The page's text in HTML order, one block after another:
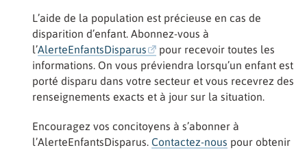
L’aide de la population est précieuse en cas de
disparition d’enfant. Abonnez-vous à
l’AlerteEnfantsDisparus
pour recevoir toutes les
informations. On vous préviendra lorsqu’un enfant est
porté disparu dans votre secteur et vous recevrez des
renseignements exacts et à jour sur la situation.
Encouragez vos concitoyens à s’abonner à
l’AlerteEnfantsDisparus. Contactez-nous pour obtenir